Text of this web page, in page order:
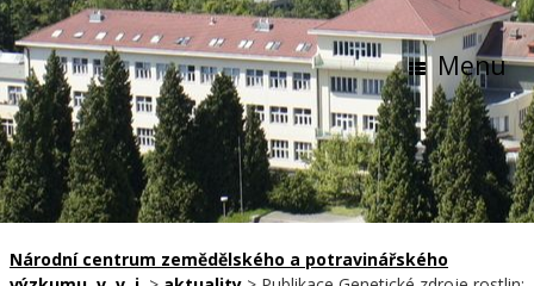
Menu
Národní centrum zemědělského a potravinářského